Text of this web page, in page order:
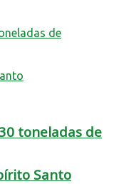
toneladas de
Santo